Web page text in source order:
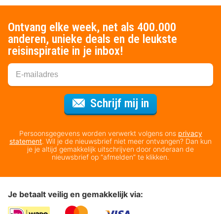
Ontvang elke week, net als 400.000
anderen, unieke deals en de leukste
reisinspiratie in je inbox!
Schrijf mij in
Persoonsgegevens worden verwerkt volgens ons privacy
statement. Wil je de nieuwsbrief niet meer ontvangen? Dan kun
je je altijd gemakkelijk uitschrijven door onderaan de
nieuwsbrief op “afmelden” te klikken.
Je betaalt veilig en gemakkelijk via: